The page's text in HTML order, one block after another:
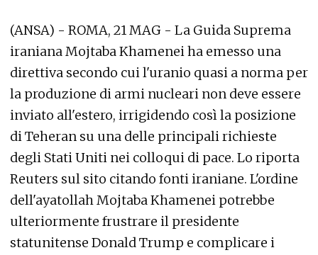
(ANSA) - ROMA, 21 MAG - La Guida Suprema
iraniana Mojtaba Khamenei ha emesso una
direttiva secondo cui l'uranio quasi a norma per
la produzione di armi nucleari non deve essere
inviato all'estero, irrigidendo così la posizione
di Teheran su una delle principali richieste
degli Stati Uniti nei colloqui di pace. Lo riporta
Reuters sul sito citando fonti iraniane. L'ordine
dell'ayatollah Mojtaba Khamenei potrebbe
ulteriormente frustrare il presidente
statunitense Donald Trump e complicare i